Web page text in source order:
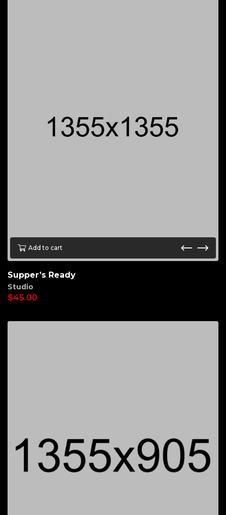
Add to cart
Supper’s Ready
Studio
$45.00